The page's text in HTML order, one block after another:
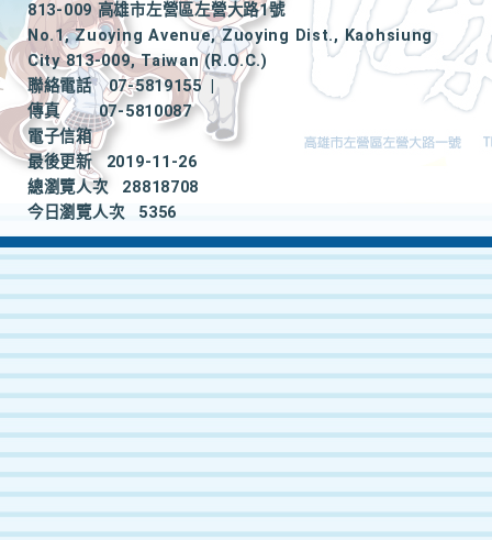
813-009 高雄市左營區左營大路1號
No.1, Zuoying Avenue, Zuoying Dist., Kaohsiung
City 813-009, Taiwan (R.O.C.)
聯絡電話
07-5819155
|
傳真
07-5810087
電子信箱
最後更新
2019-11-26
總瀏覽人次
28818708
今日瀏覽人次
5356